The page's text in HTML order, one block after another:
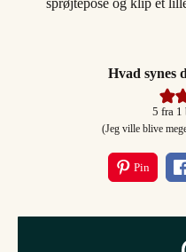
Hvad synes
5 fra 1
(Jeg ville blive
Pin